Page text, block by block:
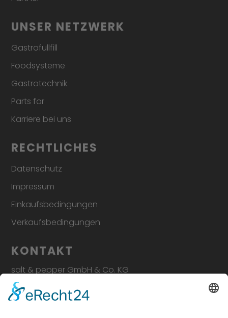
UNSER NETZWERK
Gastrofullfill
Foodsysteme
Gastrotechnik
Parts for
Karriere bei uns
RECHTLICHES
Datenschutz
Impressum
Einkaufsbedingungen
Verkaufsbedingungen
KONTAKT
salt & pepper GmbH & Co. KG
Steinkamp 13 • 26125 Oldenburg